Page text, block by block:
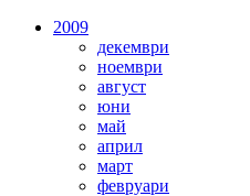
2009
декември
ноември
август
юни
май
април
март
февруари